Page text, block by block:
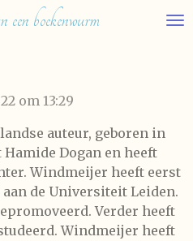
boekenwurm
om 13:29
auteur, geboren in
Dogan en heeft
Windmeijer heeft eerst
de Universiteit Leiden.
Verder heeft
Windmeijer heeft